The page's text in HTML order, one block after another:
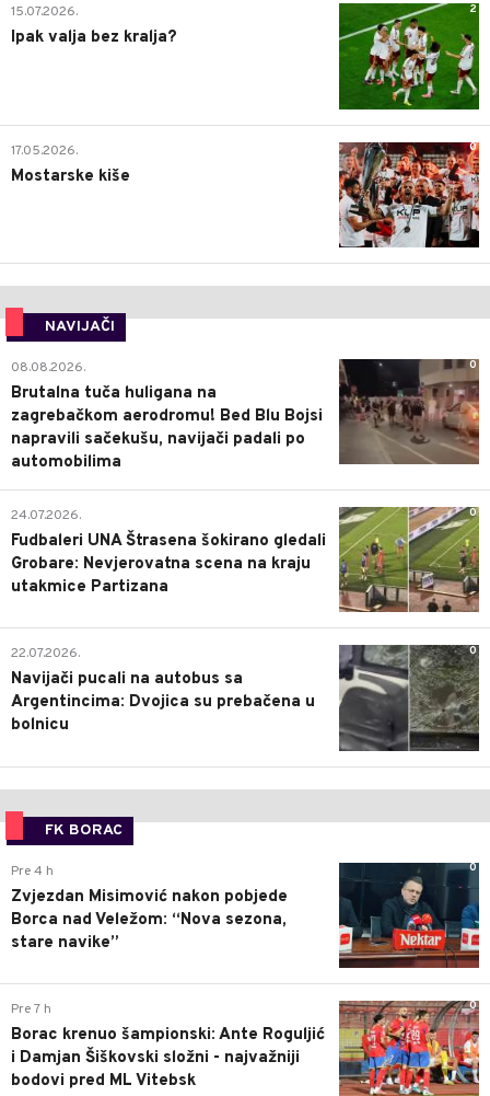
2
15.07.2026.
Ipak valja bez kralja?
0
17.05.2026.
Mostarske kiše
NAVIJAČI
0
08.08.2026.
Brutalna tuča huligana na
zagrebačkom aerodromu! Bed Blu Bojsi
napravili sačekušu, navijači padali po
automobilima
0
24.07.2026.
Fudbaleri UNA Štrasena šokirano gledali
Grobare: Nevjerovatna scena na kraju
utakmice Partizana
0
22.07.2026.
Navijači pucali na autobus sa
Argentincima: Dvojica su prebačena u
bolnicu
FK BORAC
0
Pre 4 h
Zvjezdan Misimović nakon pobjede
Borca nad Veležom: “Nova sezona,
stare navike”
0
Pre 7 h
Borac krenuo šampionski: Ante Roguljić
i Damjan Šiškovski složni - najvažniji
bodovi pred ML Vitebsk